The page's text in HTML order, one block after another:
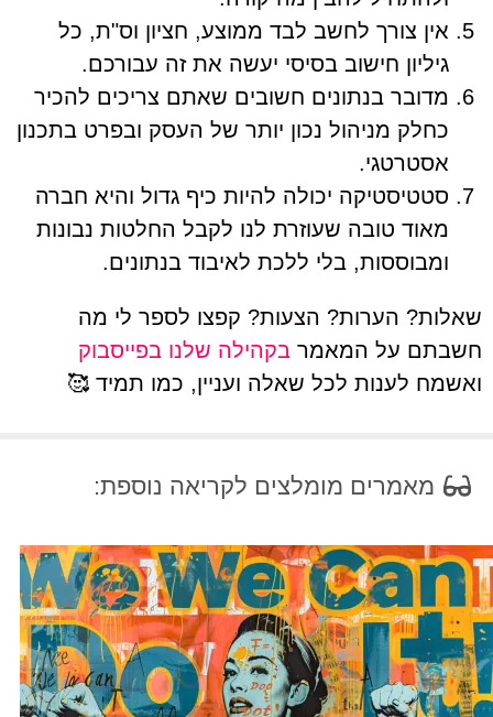
אין צורך לחשב לבד ממוצע, חציון וס"ת, כל
גיליון חישוב בסיסי יעשה את זה עבורכם.
מדובר בנתונים חשובים שאתם צריכים להכיר
כחלק מניהול נכון יותר של העסק ובפרט בתכנון
אסטרטגי.
סטטיסטיקה יכולה להיות כיף גדול והיא חברה
מאוד טובה שעוזרת לנו לקבל החלטות נבונות
ומבוססות, בלי ללכת לאיבוד בנתונים.
שאלות? הערות? הצעות? קפצו לספר לי מה
חשבתם על המאמר בקהילה שלנו בפייסבוק
ואשמח לענות לכל שאלה ועניין, כמו תמיד 🥰
מאמרים מומלצים לקריאה נוספת: